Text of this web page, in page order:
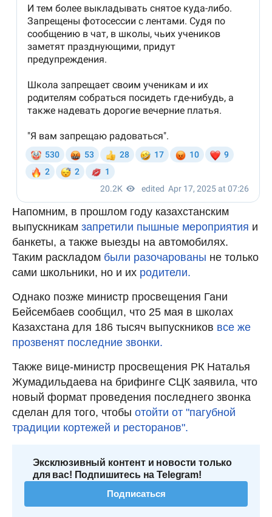
Напомним, в прошлом году казахстанским
выпускникам запретили пышные мероприятия и
банкеты, а также выезды на автомобилях.
Таким раскладом были разочарованы не только
сами школьники, но и их родители.
Однако позже министр просвещения Гани
Бейсембаев сообщил, что 25 мая в школах
Казахстана для 186 тысяч выпускников все же
прозвенят последние звонки.
Также вице-министр просвещения РК Наталья
Жумадильдаева на брифинге СЦК заявила, что
новый формат проведения последнего звонка
сделан для того, чтобы отойти от "пагубной
традиции кортежей и ресторанов".
Эксклюзивный контент и новости только
для вас! Подпишитесь на Telegram!
Подписаться